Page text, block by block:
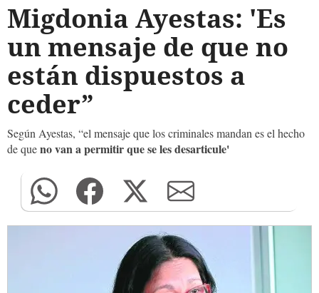
Migdonia Ayestas: 'Es
un mensaje de que no
están dispuestos a
ceder”
Según Ayestas, “el mensaje que los criminales mandan es el hecho
de queno van a permitir que se les desarticule'